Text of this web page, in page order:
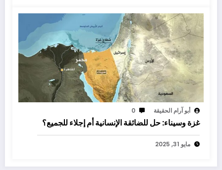
أبو آرام الحقيقة 0
غزة وسيناء: حل للضائقة الإنسانية أم إجلاء للجميع؟
مايو 31, 2025